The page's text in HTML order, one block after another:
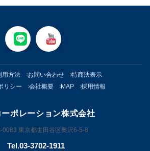
用方法 お問い合わせ
特商法表示
リシー
会社概要 MAP 採用情報
ーポレーション株式会社
0083 東京都世田谷区奥沢6-5-8
Tel.03-3702-1911